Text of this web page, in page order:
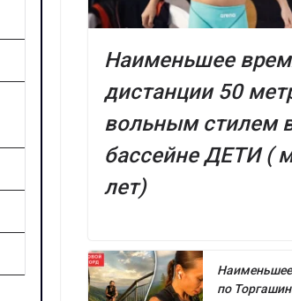
Наименьшее
дистанции 50
вольным стилем
бассейне ДЕТИ (
лет)
по